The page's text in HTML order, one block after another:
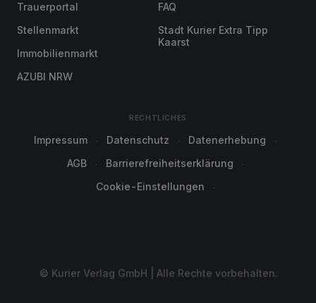
Trauerportal
Stellenmarkt
Immobilienmarkt
AZUBI NRW
FAQ
Stadt Kurier Extra Tipp
Kaarst
RECHTLICHES
Impressum Datenschutz
Datenerhebung
AGB
Barrierefreiheitserklärung
Cookie-Einstellungen
© Kurier Verlag GmbH | Alle Rechte vorbehalten.